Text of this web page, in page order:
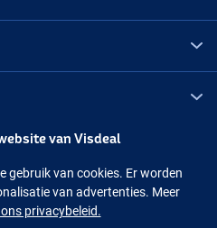
Instagram
van Visdeal
gebruik van cookies. Er worden
van advertenties. Meer
privacybeleid.